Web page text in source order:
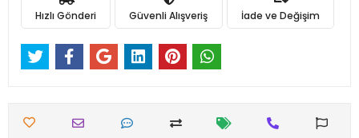
Hızlı Gönderi Güvenli Alışveriş İade ve Değişim